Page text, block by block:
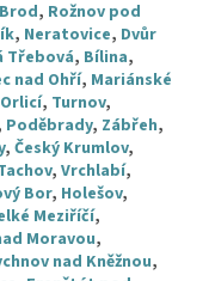
, Rožnov pod
, Neratovice, Dvůr
Třebová, Bílina,
nad Ohří, Mariánské
, Turnov,
Poděbrady, Zábřeh,
, Český Krumlov,
, Vrchlabí,
Bor, Holešov,
Meziříčí,
Moravou,
nad Kněžnou,